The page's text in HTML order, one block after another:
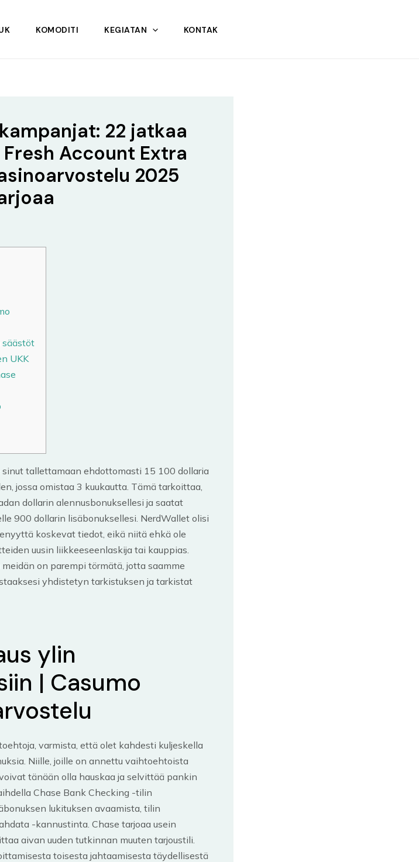
KOMODITI KEGIATAN KONTAK
22 jatkaa
Account Extra
2025
säästöt
UKK
tallettamaan ehdottomasti 15 100 dollaria
jossa omistaa 3 kuukautta. Tämä tarkoittaa,
dollarin alennusbonuksellesi ja saatat
900 dollarin lisäbonuksellesi. NerdWallet olisi
koskevat tiedot, eikä niitä ehkä ole
uusin liikkeeseenlaskija tai kauppias.
on parempi törmätä, jotta saamme
yhdistetyn tarkistuksen ja tarkistat
ylin
| Casumo
varmista, että olet kahdesti kuljeskella
Niille, joille on annettu vaihtoehtoista
tänään olla hauskaa ja selvittää pankin
Chase Bank Checking -tilin
lukituksen avaamista, tilin
-kannustinta. Chase tarjoaa usein
aivan uuden tutkinnan muuten tarjoustili.
toisesta jahtaamisesta täydellisestä